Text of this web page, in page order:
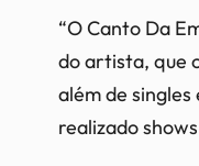
“O Canto Da
do artista, que
além de
realizado